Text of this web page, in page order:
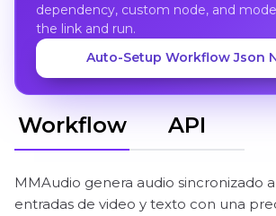
dependency, custom node, and
the link and run.
Auto-Setup Workflow Json
Workflow API
MMAudio genera audio sincronizado
entradas de video y texto con una